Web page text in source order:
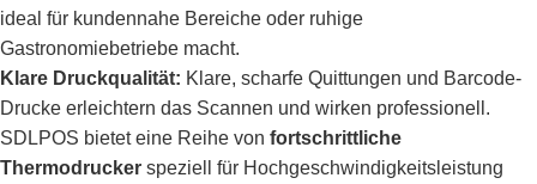
ideal für kundennahe Bereiche oder ruhige
Gastronomiebetriebe macht.
Klare Druckqualität: Klare, scharfe Quittungen und Barcode-
Drucke erleichtern das Scannen und wirken professionell.
SDLPOS bietet eine Reihe von fortschrittliche
Thermodrucker speziell für Hochgeschwindigkeitsleistung